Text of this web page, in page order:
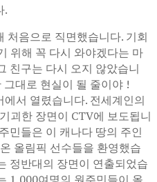
.
처음으로 직면했습니다. 기회
위해 꼭 다시 와야겠다는 마
친구는 다시 오지 않았습니
대로 현실이 될 줄이야 !
서 열렸습니다. 전세계인의
괴한 장면이 CTV에 보도됩니
민들은 이 캐나다 땅의 주인
올림픽 선수들을 환영했습
정반대의 장면이 연출되었습